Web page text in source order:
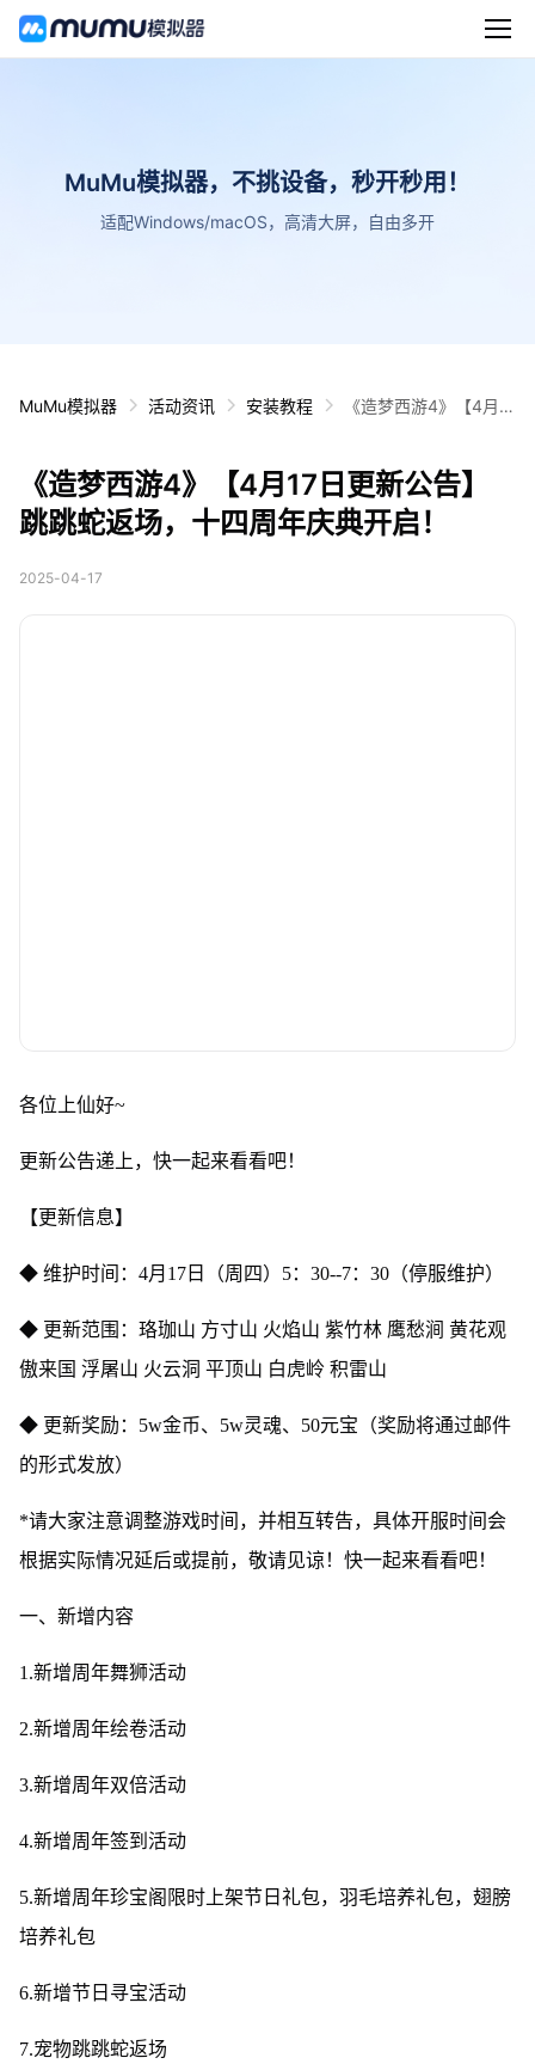
MuMu模拟器，不挑设备，秒开秒用！
适配Windows/macOS，高清大屏，自由多开
MuMu模拟器 活动资讯 安装教程
《造梦西游4》【4月1
启！
《造梦西游4》【4月17日更新公告】
跳跳蛇返场，十四周年庆典开启！
2025-04-17
各位上仙好~
更新公告递上，快一起来看看吧！
【更新信息】
◆ 维护时间：4月17日（周四）5：30--7：30（停服维护）
◆ 更新范围：珞珈山 方寸山 火焰山 紫竹林 鹰愁涧 黄花观
傲来国 浮屠山 火云洞 平顶山 白虎岭 积雷山
◆ 更新奖励：5w金币、5w灵魂、50元宝（奖励将通过邮件
的形式发放）
*请大家注意调整游戏时间，并相互转告，具体开服时间会
根据实际情况延后或提前，敬请见谅！快一起来看看吧！
一、新增内容
1.新增周年舞狮活动
2.新增周年绘卷活动
3.新增周年双倍活动
4.新增周年签到活动
5.新增周年珍宝阁限时上架节日礼包，羽毛培养礼包，翅膀
培养礼包
6.新增节日寻宝活动
7.宠物跳跳蛇返场